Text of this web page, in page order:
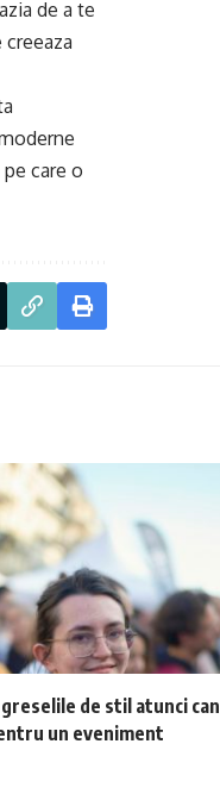
de a te
care o
de stil atunci
un eveniment